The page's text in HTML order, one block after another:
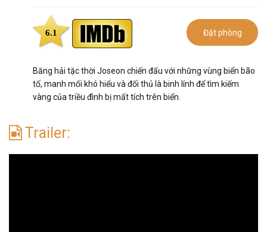
6.1 Đặt phòng
Băng hải tặc thời Joseon chiến đấu với những vùng biển bão
tố, manh mối khó hiểu và đối thủ là binh lính để tìm kiếm
vàng của triều đình bị mất tích trên biển.
Trailer: